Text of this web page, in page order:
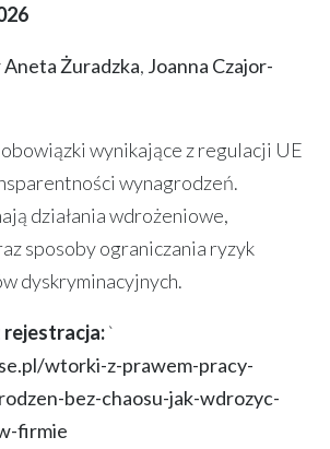
Aneta Żuradzka, Joanna Czajor-
wynikające z regulacji UE
wynagrodzeń.
działania wdrożeniowe,
sposoby ograniczania ryzyk
dyskryminacyjnych.
rejestracja:`
wtorki-z-prawem-pracy-
bez-chaosu-jak-wdrozyc-
firmie